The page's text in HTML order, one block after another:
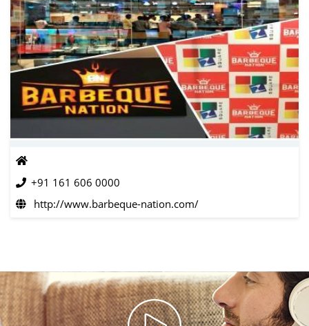
+91 161 606 0000
http://www.barbeque-nation.com/